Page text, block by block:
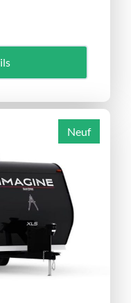
Neuf